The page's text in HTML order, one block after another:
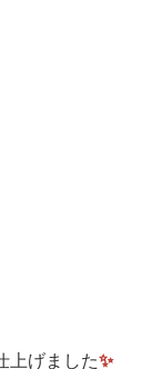
上げました✨